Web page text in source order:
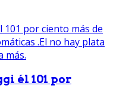
él 101 por